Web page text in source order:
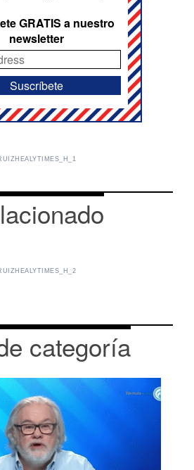
GRATIS a nuestro
newsletter
categoría